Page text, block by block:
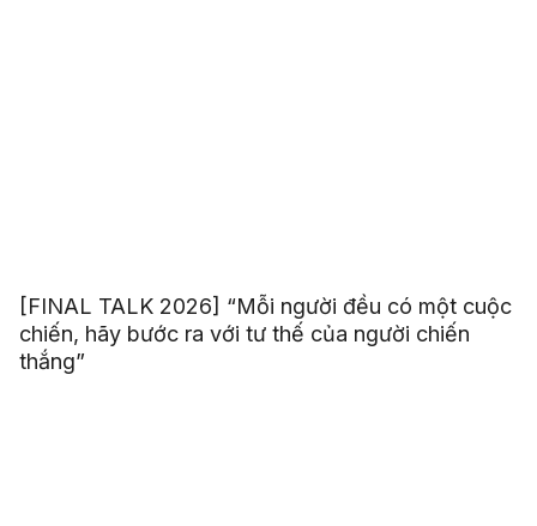
[FINAL TALK 2026] “Mỗi người đều có một cuộc
chiến, hãy bước ra với tư thế của người chiến
thắng”